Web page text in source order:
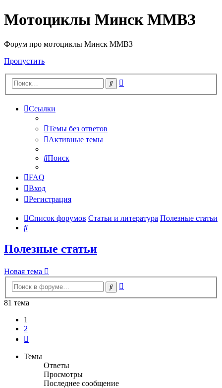
Мотоциклы Минск ММВЗ
Форум про мотоциклы Минск ММВЗ
Пропустить
Поиск
Ссылки
Темы без ответов
Активные темы
Поиск
FAQ
Вход
Регистрация
Список форумов Статьи и литература Полезные статьи
Поиск
Полезные статьи
Новая тема
Поиск
81 тема
1
2
Темы
Ответы
Просмотры
Последнее сообщение